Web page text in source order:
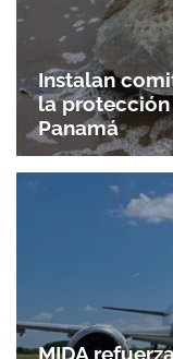
Instalan
la protección
Panamá
MIDA